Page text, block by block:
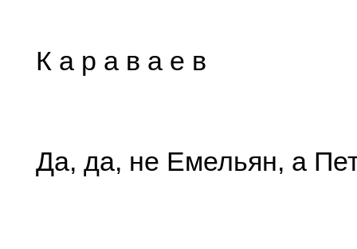
К а р а в а е в
Да, да, не Емельян, а